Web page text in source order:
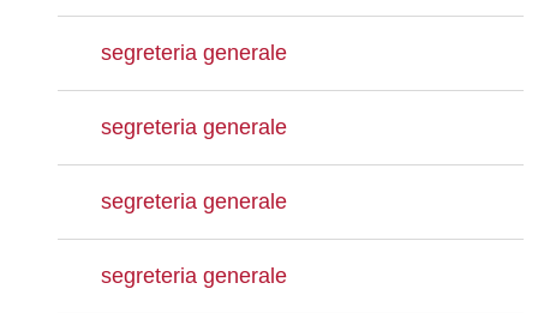
segreteria generale
segreteria generale
segreteria generale
segreteria generale